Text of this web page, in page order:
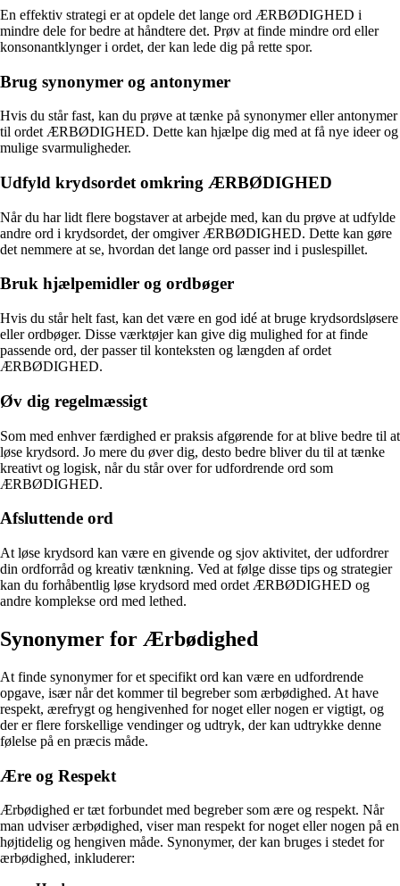
En effektiv strategi er at opdele det lange ord ÆRBØDIGHED i
mindre dele for bedre at håndtere det. Prøv at finde mindre ord eller
konsonantklynger i ordet, der kan lede dig på rette spor.
Brug synonymer og antonymer
Hvis du står fast, kan du prøve at tænke på synonymer eller antonymer
til ordet ÆRBØDIGHED. Dette kan hjælpe dig med at få nye ideer og
mulige svarmuligheder.
Udfyld krydsordet omkring ÆRBØDIGHED
Når du har lidt flere bogstaver at arbejde med, kan du prøve at udfylde
andre ord i krydsordet, der omgiver ÆRBØDIGHED. Dette kan gøre
det nemmere at se, hvordan det lange ord passer ind i puslespillet.
Bruk hjælpemidler og ordbøger
Hvis du står helt fast, kan det være en god idé at bruge krydsordsløsere
eller ordbøger. Disse værktøjer kan give dig mulighed for at finde
passende ord, der passer til konteksten og længden af ordet
ÆRBØDIGHED.
Øv dig regelmæssigt
Som med enhver færdighed er praksis afgørende for at blive bedre til at
løse krydsord. Jo mere du øver dig, desto bedre bliver du til at tænke
kreativt og logisk, når du står over for udfordrende ord som
ÆRBØDIGHED.
Afsluttende ord
At løse krydsord kan være en givende og sjov aktivitet, der udfordrer
din ordforråd og kreativ tænkning. Ved at følge disse tips og strategier
kan du forhåbentlig løse krydsord med ordet ÆRBØDIGHED og
andre komplekse ord med lethed.
Synonymer for Ærbødighed
At finde synonymer for et specifikt ord kan være en udfordrende
opgave, især når det kommer til begreber som ærbødighed. At have
respekt, ærefrygt og hengivenhed for noget eller nogen er vigtigt, og
der er flere forskellige vendinger og udtryk, der kan udtrykke denne
følelse på en præcis måde.
Ære og Respekt
Ærbødighed er tæt forbundet med begreber som ære og respekt. Når
man udviser ærbødighed, viser man respekt for noget eller nogen på en
højtidelig og hengiven måde. Synonymer, der kan bruges i stedet for
ærbødighed, inkluderer: